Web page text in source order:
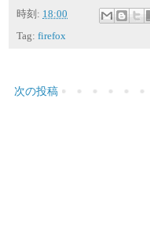
時刻: 18:00
Tag: firefox
次の投稿